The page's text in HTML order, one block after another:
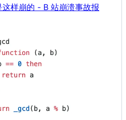
这样崩的 - B 站崩溃事故报